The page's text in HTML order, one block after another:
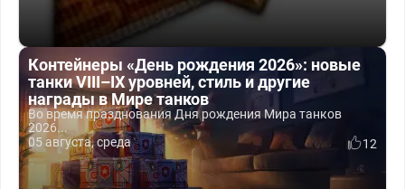
Контейнеры «День рождения 2026»: новые
танки VIII–IX уровней, стиль и другие
награды в Мире танков
Во время празднования Дня рождения Мира танков
2026...
05 августа, среда
12